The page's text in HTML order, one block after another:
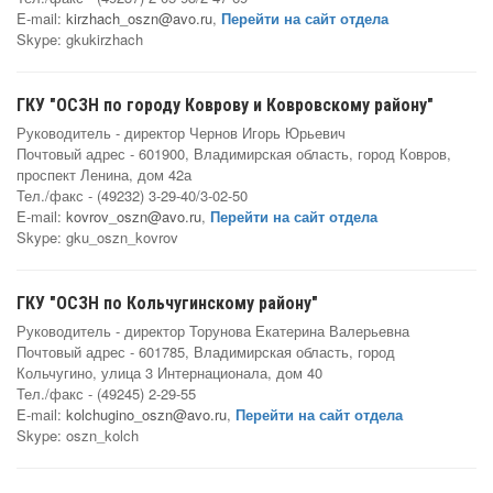
E-mail: kirzhach_oszn@avo.ru, Перейти на сайт отдела
Skype: gkukirzhach
ГКУ "ОСЗН по городу Коврову и Ковровскому району"
Руководитель - директор Чернов Игорь Юрьевич
Почтовый адрес - 601900, Владимирская область, город Ковров,
проспект Ленина, дом 42а
Тел./факс - (49232) 3-29-40/3-02-50
E-mail: kovrov_oszn@avo.ru, Перейти на сайт отдела
Skype: gku_oszn_kovrov
ГКУ "ОСЗН по Кольчугинскому району"
Руководитель - директор Торунова Екатерина Валерьевна
Почтовый адрес - 601785, Владимирская область, город
Кольчугино, улица 3 Интернационала, дом 40
Тел./факс - (49245) 2-29-55
E-mail: kolchugino_oszn@avo.ru, Перейти на сайт отдела
Skype: oszn_kolch